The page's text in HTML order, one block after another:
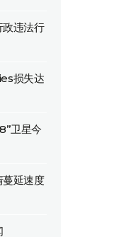
违法行
损失达
卫星今
延速度